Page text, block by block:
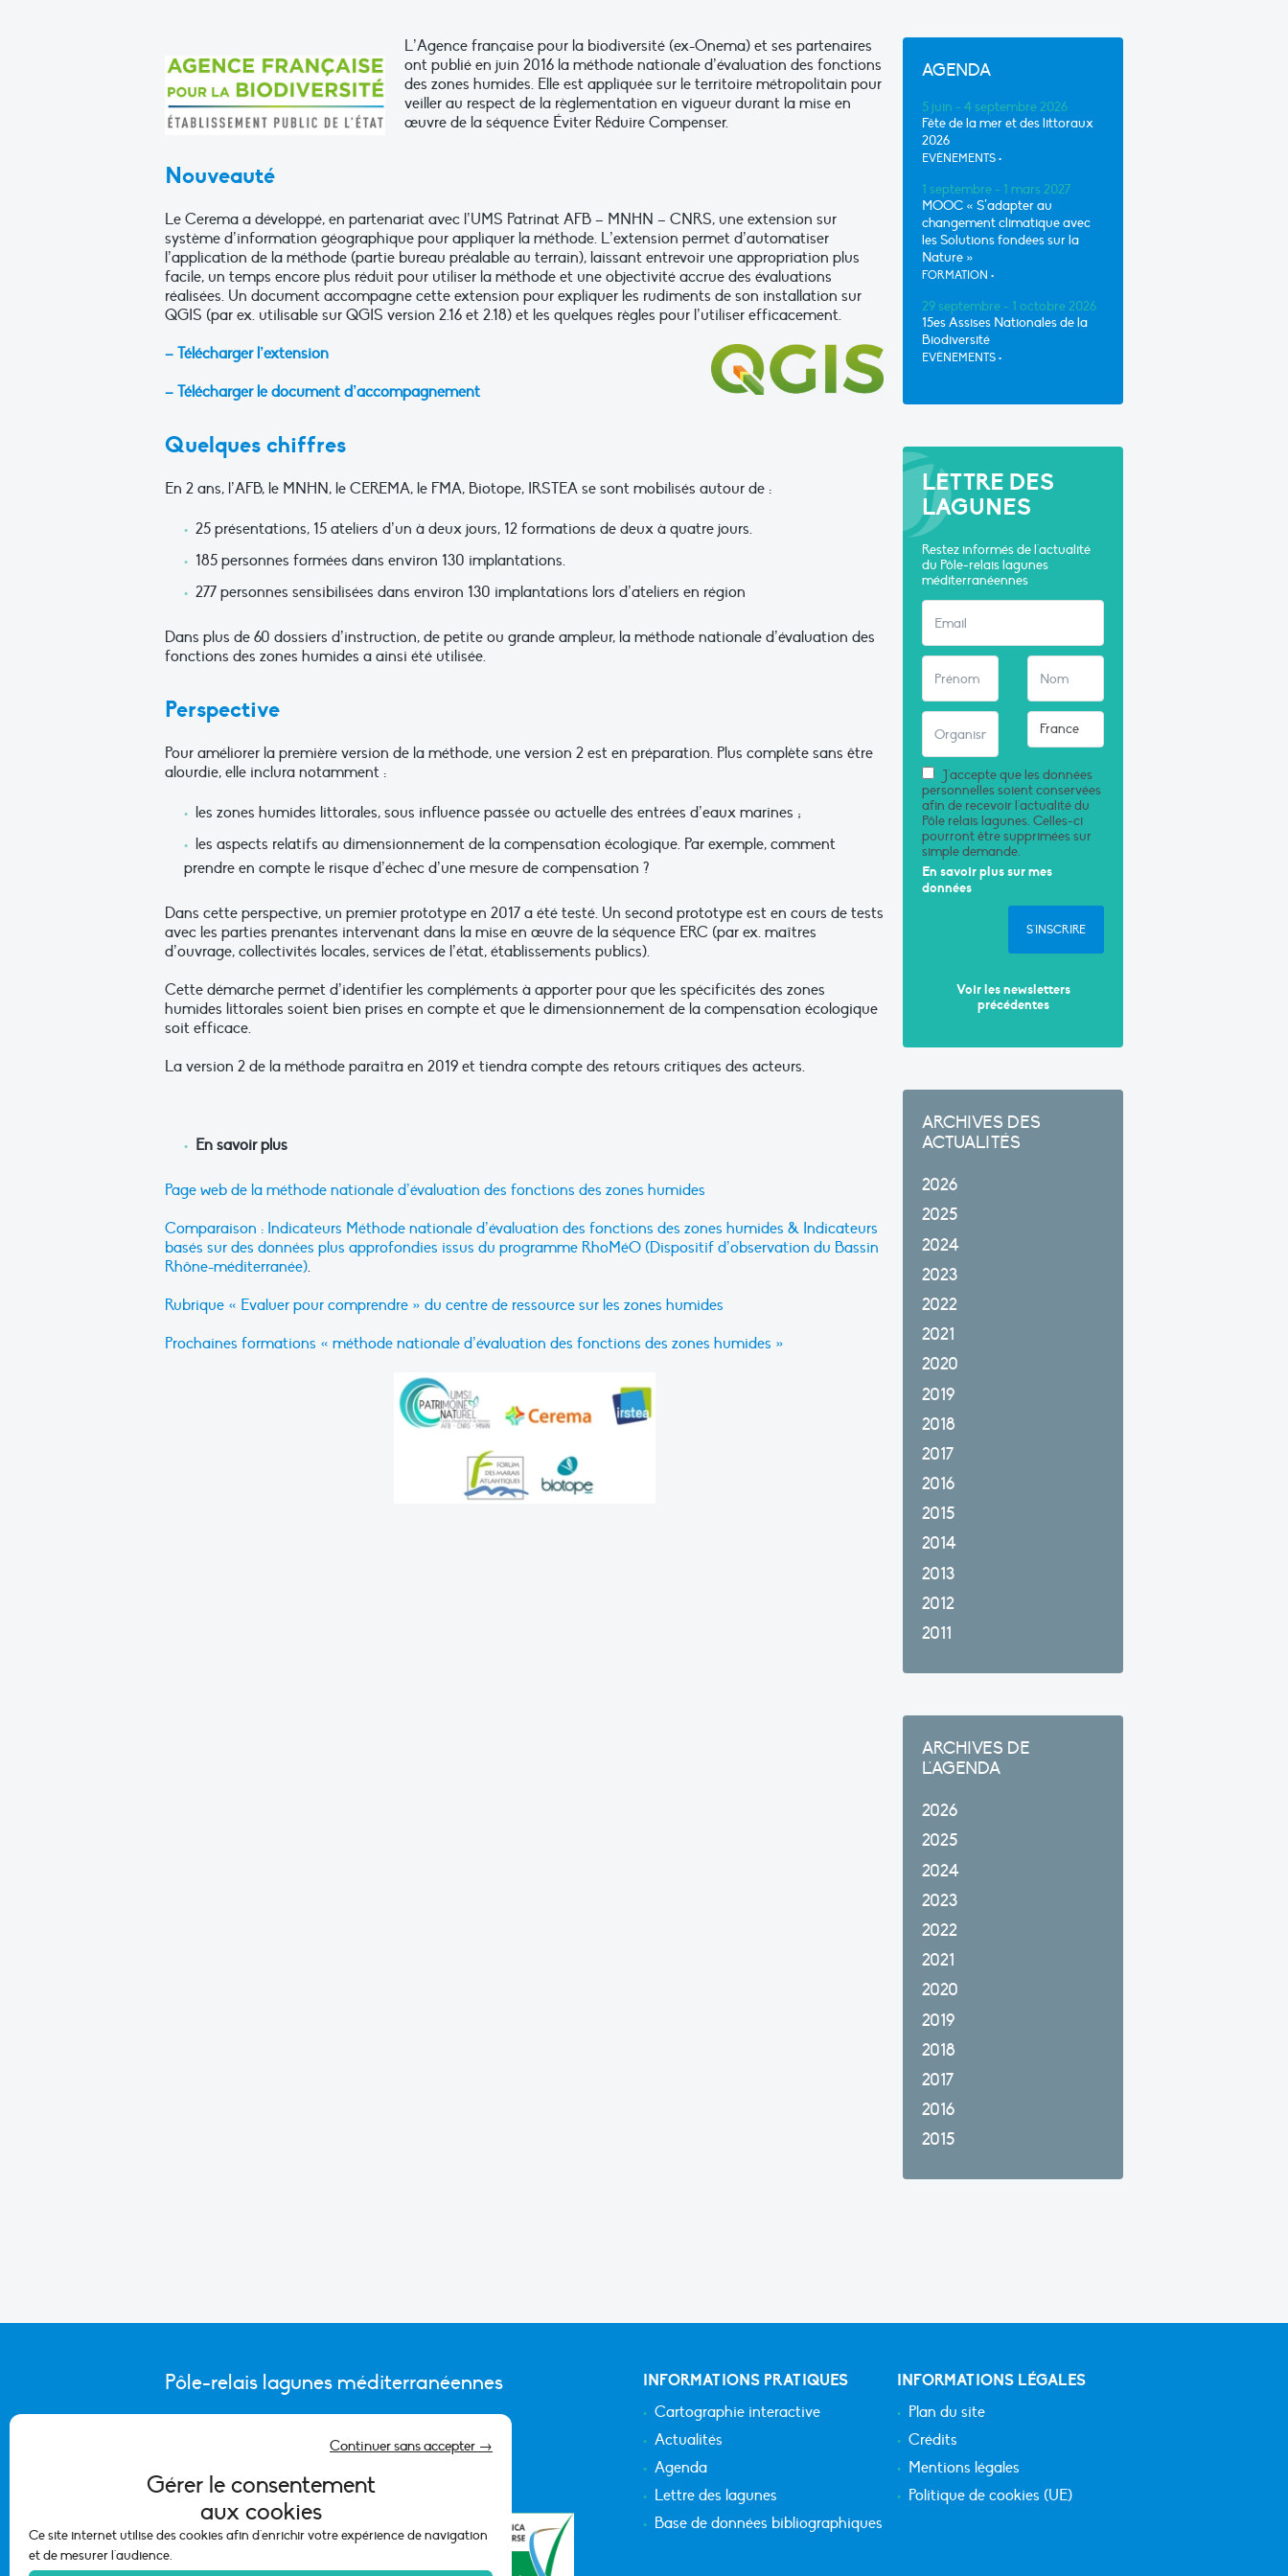
Gérer le consentement
aux cookies
Ce site internet utilise des cookies afin d'enrichir votre expérience de navigation
et de mesurer l'audience.
Continuer sans accepter →
L’Agence française pour la biodiversité (ex-Onema) et ses partenaires
ont publié en juin 2016 la méthode nationale d’évaluation des fonctions
des zones humides. Elle est appliquée sur le territoire métropolitain pour
veiller au respect de la règlementation en vigueur durant la mise en
œuvre de la séquence Éviter Réduire Compenser.
Nouveauté
Le Cerema a développé, en partenariat avec l’UMS Patrinat AFB – MNHN – CNRS, une extension sur
système d’information géographique pour appliquer la méthode. L’extension permet d’automatiser
l’application de la méthode (partie bureau préalable au terrain), laissant entrevoir une appropriation plus
facile, un temps encore plus réduit pour utiliser la méthode et une objectivité accrue des évaluations
réalisées. Un document accompagne cette extension pour expliquer les rudiments de son installation sur
QGIS (par ex. utilisable sur QGIS version 2.16 et 2.18) et les quelques règles pour l’utiliser efficacement.
– Télécharger l’extension
– Télécharger le document d’accompagnement
Quelques chiffres
En 2 ans, l’AFB, le MNHN, le CEREMA, le FMA, Biotope, IRSTEA se sont mobilisés autour de :
25 présentations, 15 ateliers d’un à deux jours, 12 formations de deux à quatre jours.
185 personnes formées dans environ 130 implantations.
277 personnes sensibilisées dans environ 130 implantations lors d’ateliers en région
Dans plus de 60 dossiers d’instruction, de petite ou grande ampleur, la méthode nationale d’évaluation des
fonctions des zones humides a ainsi été utilisée.
Perspective
Pour améliorer la première version de la méthode, une version 2 est en préparation. Plus complète sans être
alourdie, elle inclura notamment :
les zones humides littorales, sous influence passée ou actuelle des entrées d’eaux marines ;
les aspects relatifs au dimensionnement de la compensation écologique. Par exemple, comment
prendre en compte le risque d’échec d’une mesure de compensation ?
Dans cette perspective, un premier prototype en 2017 a été testé. Un second prototype est en cours de tests
avec les parties prenantes intervenant dans la mise en œuvre de la séquence ERC (par ex. maîtres
d’ouvrage, collectivités locales, services de l’état, établissements publics).
Cette démarche permet d’identifier les compléments à apporter pour que les spécificités des zones
humides littorales soient bien prises en compte et que le dimensionnement de la compensation écologique
soit efficace.
La version 2 de la méthode paraîtra en 2019 et tiendra compte des retours critiques des acteurs.
En savoir plus
Page web de la méthode nationale d’évaluation des fonctions des zones humides
Comparaison : Indicateurs Méthode nationale d’évaluation des fonctions des zones humides & Indicateurs
basés sur des données plus approfondies issus du programme RhoMéO (Dispositif d’observation du Bassin
Rhône-méditerranée).
Rubrique « Evaluer pour comprendre » du centre de ressource sur les zones humides
Prochaines formations « méthode nationale d’évaluation des fonctions des zones humides »
AGENDA
5 juin - 4 septembre 2026
Fête de la mer et des littoraux
2026
EVÈNEMENTS •
1 septembre - 1 mars 2027
MOOC « S’adapter au
changement climatique avec
les Solutions fondées sur la
Nature »
FORMATION •
29 septembre - 1 octobre 2026
15es Assises Nationales de la
Biodiversité
EVÈNEMENTS •
LETTRE DES
LAGUNES
Restez informés de l'actualité
du Pôle-relais lagunes
méditerranéennes
J'accepte que les données
personnelles soient conservées
afin de recevoir l'actualité du
Pôle relais lagunes. Celles-ci
pourront être supprimées sur
simple demande.
En savoir plus sur mes
données
S'INSCRIRE
Voir les newsletters
précédentes
ARCHIVES DES
ACTUALITÉS
2026
2025
2024
2023
2022
2021
2020
2019
2018
2017
2016
2015
2014
2013
2012
2011
ARCHIVES DE
L'AGENDA
2026
2025
2024
2023
2022
2021
2020
2019
2018
2017
2016
2015
Pôle-relais lagunes méditerranéennes
CONTACTER L’ÉQUIPE DU PÔLE
INFORMATIONS PRATIQUES
Cartographie interactive
Actualités
Agenda
Lettre des lagunes
Base de données bibliographiques
INFORMATIONS LÉGALES
Plan du site
Crédits
Mentions légales
Politique de cookies (UE)